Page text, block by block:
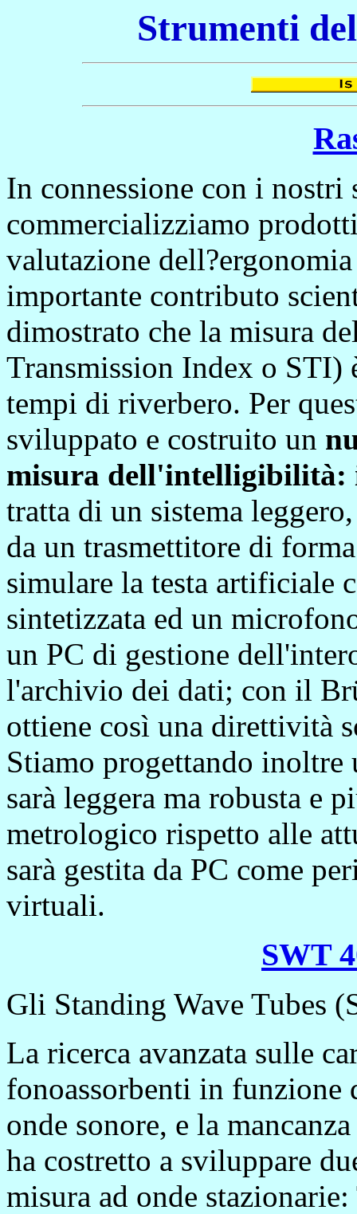
Strumenti
In connessione con i nostri
commercializziamo
valutazione
importante contributo
dimostrato che la misura
Transmission Index o STI)
tempi di riverbero. Per
sviluppato e costruito un
misura dell'intelligibilità:
tratta di un sistema
da un trasmettitore di
simulare la testa artificiale
sintetizzata ed un
un PC di gestione
l'archivio dei dati; con il
ottiene così una direttività
Stiamo progettando inoltre
sarà leggera ma robusta e
metrologico rispetto alle
sarà gestita da PC come
virtuali.
SWT
Gli Standing Wave Tubes
La ricerca avanzata sulle
fonoassorbenti in funzione
onde sonore, e la
ha costretto a sviluppare
misura ad onde